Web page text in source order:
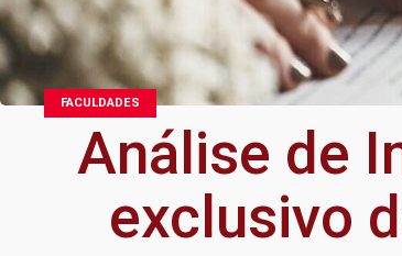
FACULDADES
Análise de
exclusivo